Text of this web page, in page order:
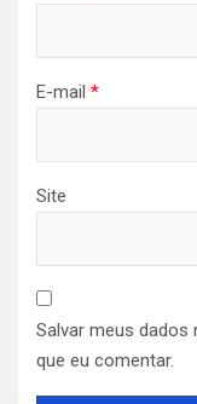
E-mail *
Site
Salvar meus dados
que eu comentar.